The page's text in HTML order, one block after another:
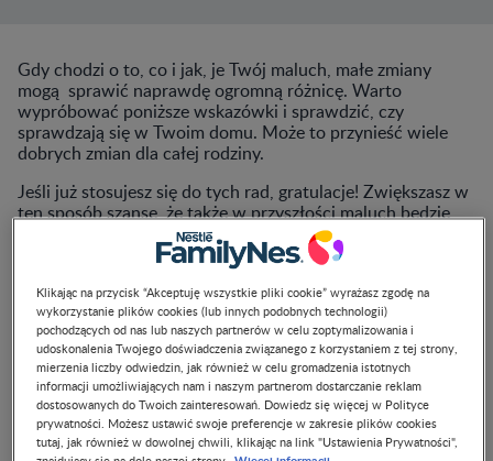
Gdy chodzi o to, co i jak, je Twój maluch, małe zmiany
mogą sprawić naprawdę ogromną różnicę. Warto
wypróbować poniższe wskazówki i sprawdzić, czy
sprawdzają się w Twoim domu. Może to przynieść wiele
dobrych zmian dla całej rodziny.
Jeśli już stosujesz się do tych rad, gratulacje! Zwiększasz w
ten sposób szansę, że także w przyszłości maluch będzie
sięgał po zdrowe jedzenie. Jeśli wszystko jeszcze przed
Tobą, nie martw się. Zapamiętaj, czego może brakować
Twoim rodzinnym posiłkom i spróbuj wprowadzić drobne
zmiany, które pomogą kształtować dobre nawyki
żywieniowe dziecka.
wykorzystanie plików cookies (lub innych podobnych technologii)
pochodzących od nas lub naszych partnerów w celu zoptymalizowania i
udoskonalenia Twojego doświadczenia związanego z korzystaniem z tej
strony, mierzenia liczby odwiedzin, jak również w celu gromadzenia istotnych
informacji umożliwiających nam i naszym partnerom dostarczanie reklam
dostosowanych do Twoich zainteresowań. Dowiedz się więcej w Polityce
prywatności. Możesz ustawić swoje preferencje w zakresie plików cookies
tutaj, jak również w dowolnej chwili, klikając na link "Ustawienia
Prywatności", znajdujący się na dole naszej strony. Więcej informacji